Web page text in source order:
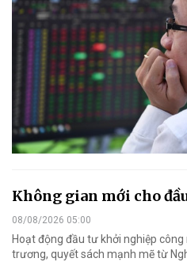
Không gian mới cho
08/08/2026 05:00
Hoạt động đầu tư khởi nghiệp
trương, quyết sách mạnh mẽ từ